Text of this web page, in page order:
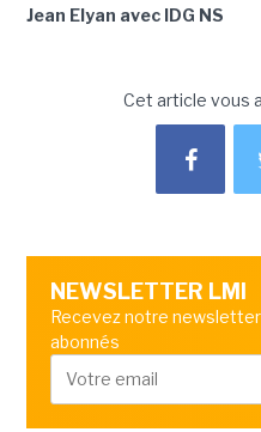
Jean Elyan avec IDG NS
Cet article vous
NEWSLETTER LMI
Recevez notre
abonnés